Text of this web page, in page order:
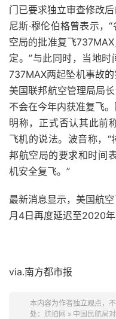
门已要求独立审查修改
尼斯·穆伦伯格曾表示，
空局的批准复飞
定。”与此同时，当地
737MAX两起坠机事故的
美国联邦航空管理局局
不会在今年内获准复飞
明称，正式否认其此前
飞机的说法。波音称，
邦航空局的要求和时间
机安全复飞。”
最新消息显示，美国航
月4日再度延迟至2020年
via.南方都市报
本内容为作者独立观点，
处： 航拍网 » 中国民航局